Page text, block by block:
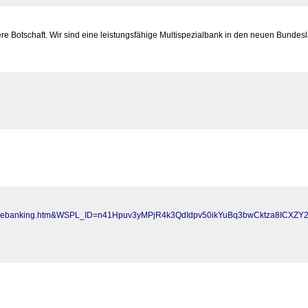
Botschaft. Wir sind eine leistungsfähige Multispezialbank in den neuen